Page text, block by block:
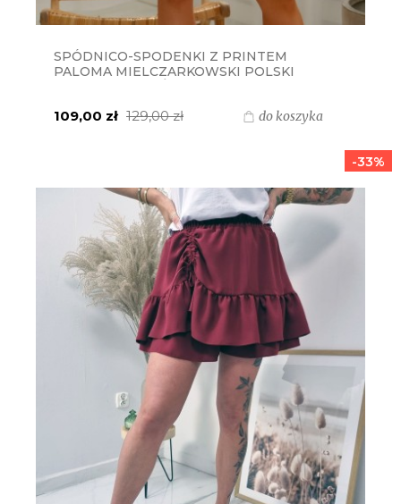
SPÓDNICO-SPODENKI Z PRINTEM
PALOMA MIELCZARKOWSKI POLSKI
109,00 zł 129,00 zł do koszyka
-33%